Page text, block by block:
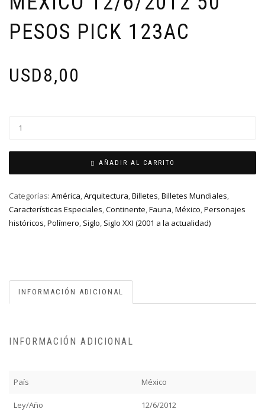
PESOS PICK 123AC
USD8,00
AÑADIR AL CARRITO
Categorías: América,Arquitectura,Billetes,Billetes Mundiales,
Características Especiales,Continente,Fauna,México,Personajes
históricos,Polímero, Siglo, Siglo XXI (2001 a la actualidad)
INFORMACIÓN ADICIONAL
INFORMACIÓN ADICIONAL
País México
Ley/Año 12/6/2012